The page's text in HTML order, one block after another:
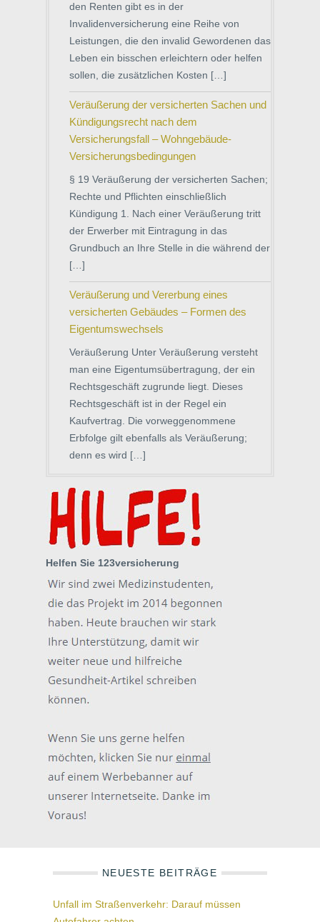
den Renten gibt es in der
Invalidenversicherung eine Reihe von
Leistungen, die den invalid Gewordenen das
Leben ein bisschen erleichtern oder helfen
sollen, die zusätzlichen Kosten […]
Veräußerung der versicherten Sachen und
Kündigungsrecht nach dem
Versicherungsfall – Wohngebäude-
Versicherungsbedingungen
§ 19 Veräußerung der versicherten Sachen;
Rechte und Pflichten einschließlich
Kündigung 1. Nach einer Veräußerung tritt
der Erwerber mit Eintragung in das
Grundbuch an Ihre Stelle in die während der
[…]
Veräußerung und Vererbung eines
versicherten Gebäudes – Formen des
Eigentumswechsels
Veräußerung Unter Veräußerung versteht
man eine Eigentumsübertragung, der ein
Rechtsgeschäft zugrunde liegt. Dieses
Rechtsgeschäft ist in der Regel ein
Kaufvertrag. Die vorweggenommene
Erbfolge gilt ebenfalls als Veräußerung;
denn es wird […]
Helfen Sie 123versicherung
NEUESTE BEITRÄGE
Unfall im Straßenverkehr: Darauf müssen